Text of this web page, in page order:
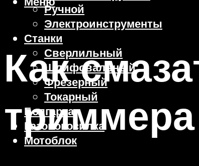
Ручной
Электроинструменты
Станки
Сверлильный
Шлифовальный
Фрезерный
Токарный
Болгарка
Газонокосилка
Мотоблок
Как